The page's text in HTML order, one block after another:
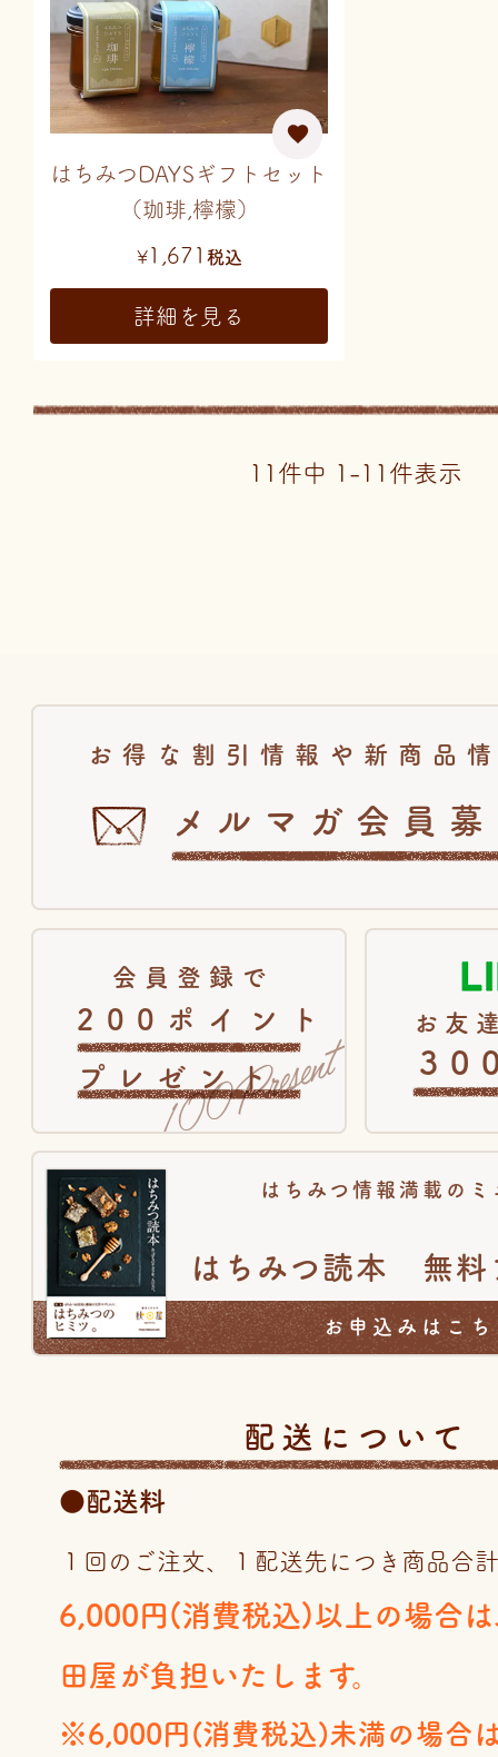
はちみつDAYSギフトセット
（珈琲,檸檬）
¥1,671 税込
詳細を見る
11 件中 1 -11 件表示
お得な割引情報や新商品
メルマガ会員
会員登録で
200ポイント
プレゼント
お友
はちみつ情報満載のミ
はちみつ読本 無料
お申込みはこ
配送について
●配送料
１回のご注文、１配送先につき商品合
6,000円(消費税込)以上の場合
田屋が負担いたします。
※6,000円(消費税込)未満の場合